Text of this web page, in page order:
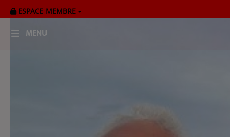
ESPACE MEMBRE
MENU